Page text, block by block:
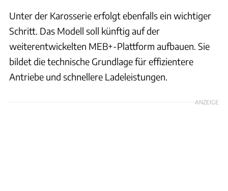
Unter der Karosserie erfolgt ebenfalls ein wichtiger
Schritt. Das Modell soll künftig auf der
weiterentwickelten MEB+-Plattform aufbauen. Sie
bildet die technische Grundlage für effizientere
Antriebe und schnellere Ladeleistungen.
ANZEIGE